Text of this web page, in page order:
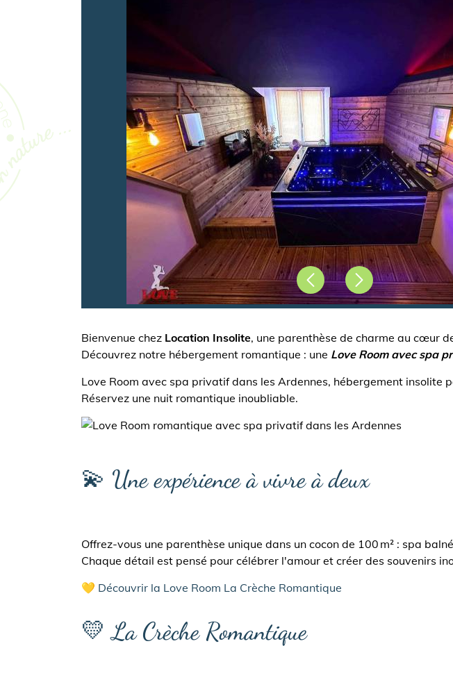
PrécédentSuivant
Bienvenue chez Location Insolite, une parenthèse de charme au cœur
Découvrez notre hébergement romantique : une Love Room avec spa
Love Room avec spa privatif dans les Ardennes, hébergement insolite
Réservez une nuit romantique inoubliable.
💫 Une expérience à vivre à deux
Offrez-vous une parenthèse unique dans un cocon de 100 m² : spa
Chaque détail est pensé pour célébrer l'amour et créer des souvenirs
💛 Découvrir la Love Room La Crèche Romantique
💛 La Crèche Romantique